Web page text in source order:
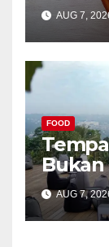
AUG 7,
FOOD
Bukan
AUG 7,